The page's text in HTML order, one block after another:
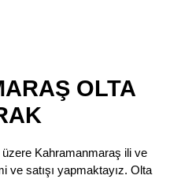
OLTA
Kahramanmaraş ili ve
satışı yapmaktayız. Olta